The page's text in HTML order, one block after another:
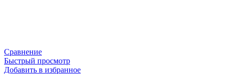
Сравнение
Быстрый просмотр
Добавить в избранное